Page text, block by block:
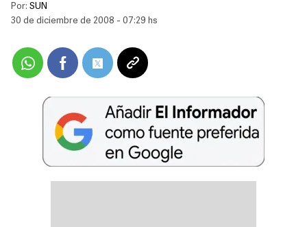
Por: SUN
30 de diciembre de 2008 - 07:29 hs